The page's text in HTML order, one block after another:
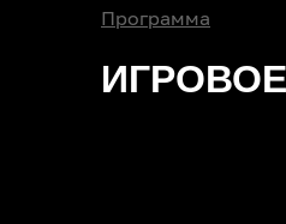
Программа